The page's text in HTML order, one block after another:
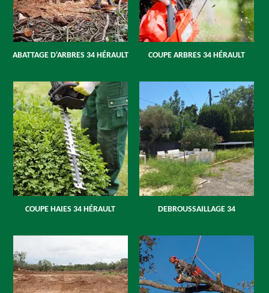
ABATTAGE D'ARBRES 34 HÉRAULT COUPE ARBRES 34 HÉRAULT
COUPE HAIES 34 HÉRAULT DEBROUSSAILLAGE 34